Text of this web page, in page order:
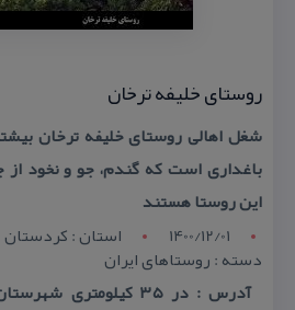
روستای خلیفه ترخان
شغل اهالی روستای خلیفه ترخان
باغداری است كه گندم، جو و نخود
این روستا هستند
1400/12/01
استان : کردستان
دسته : روستاهای ایران